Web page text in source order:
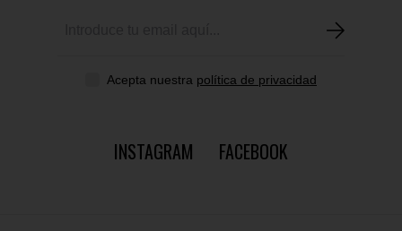
Acepta nuestra política de privacidad
INSTAGRAM FACEBOOK